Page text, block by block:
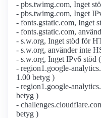
- pbs.twimg.com, Inget
- pbs.twimg.com, Inget
- fonts.gstatic.com, Inget
- fonts.gstatic.com,
- s.w.org, Inget stöd för
- s.w.org, använder inte
- s.w.org, Inget IPv6 stöd
- region1.google-
1.00 betyg )
- region1.google-
betyg )
-
betyg )